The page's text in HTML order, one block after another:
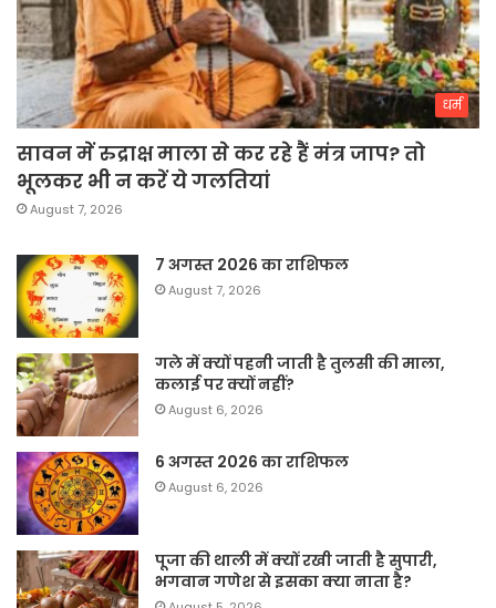
धर्म
सावन में रुद्राक्ष माला से कर रहे हैं मंत्र जाप? तो
भूलकर भी न करें ये गलतियां
August 7, 2026
7 अगस्त 2026 का राशिफल
August 7, 2026
गले में क्यों पहनी जाती है तुलसी की माला,
कलाई पर क्यों नहीं?
August 6, 2026
6 अगस्त 2026 का राशिफल
August 6, 2026
पूजा की थाली में क्यों रखी जाती है सुपारी,
भगवान गणेश से इसका क्या नाता है?